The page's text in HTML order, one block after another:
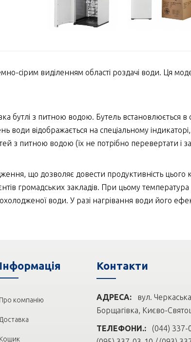
сірим виділенням області роздачі води. Ця
з питною водою. Бутель встановлюється в
води відображається на спеціальному
з питною водою (їх не потрібно перевертати і
що дозволяє довести продуктивність цього
громадських закладів. При цьому
води. У разі нагрівання води його
Iнформація
Про компанію
Доставка
Кошик
Контакти
АДРЕСА: вул.
Борщагівка, Києво-
ТЕЛЕФОНИ.: (044)